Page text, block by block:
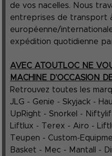
de vos nacelles. Nous
entreprises de transport à
européenne/
expédition quotidienne
AVEC ATOUTLOC NE
MACHINE D’OCCASION
Retrouvez toutes les
JLG - Genie - Skyjack -
UpRight - Snorkel -
Liftlux - Terex - Airo -
Teupen - Custom-
Basket - Mec - Mantall -